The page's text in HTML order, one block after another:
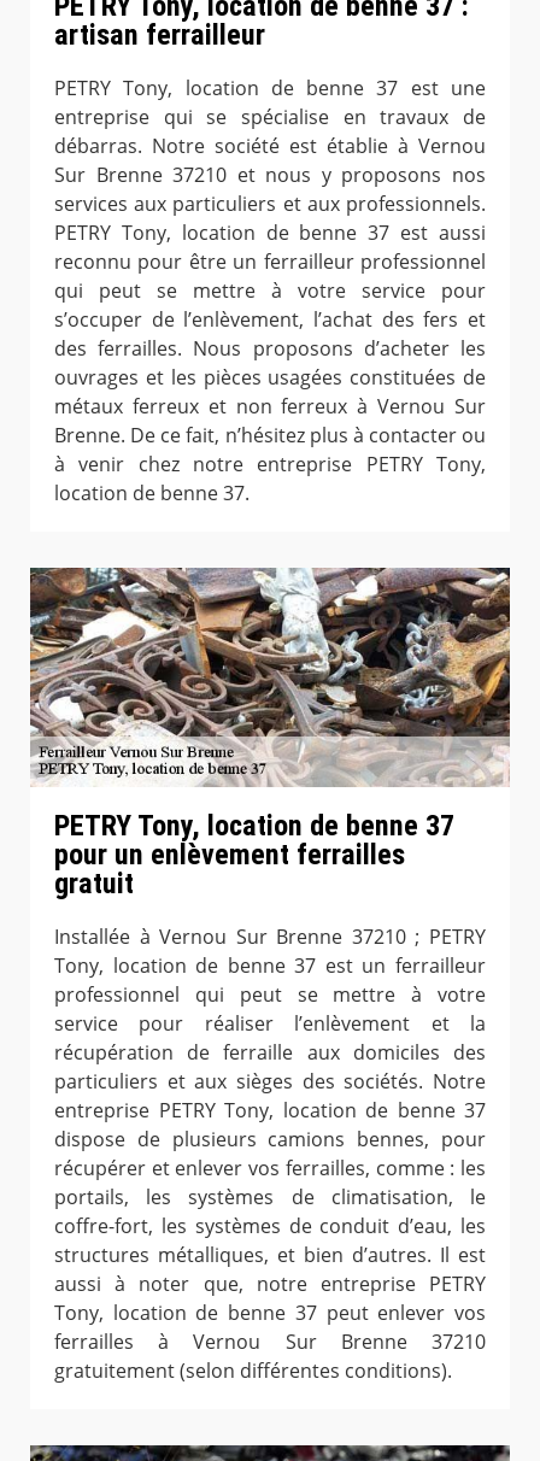
artisan ferrailleur
PETRY Tony, location de benne 37 est une
entreprise qui se spécialise en travaux de
débarras. Notre société est établie à Vernou
Sur Brenne 37210 et nous y proposons nos
services aux particuliers et aux professionnels.
PETRY Tony, location de benne 37 est aussi
reconnu pour être un ferrailleur professionnel
qui peut se mettre à votre service pour
s’occuper de l’enlèvement, l’achat des fers et
des ferrailles. Nous proposons d’acheter les
ouvrages et les pièces usagées constituées de
métaux ferreux et non ferreux à Vernou Sur
Brenne. De ce fait, n’hésitez plus à contacter ou
à venir chez notre entreprise PETRY Tony,
location de benne 37.
PETRY Tony, location de benne 37
pour un enlèvement ferrailles
gratuit
Installée à Vernou Sur Brenne 37210 ; PETRY
Tony, location de benne 37 est un ferrailleur
professionnel qui peut se mettre à votre
service pour réaliser l’enlèvement et la
récupération de ferraille aux domiciles des
particuliers et aux sièges des sociétés. Notre
entreprise PETRY Tony, location de benne 37
dispose de plusieurs camions bennes, pour
récupérer et enlever vos ferrailles, comme : les
portails, les systèmes de climatisation, le
coffre-fort, les systèmes de conduit d’eau, les
structures métalliques, et bien d’autres. Il est
aussi à noter que, notre entreprise PETRY
Tony, location de benne 37 peut enlever vos
ferrailles à Vernou Sur Brenne 37210
gratuitement (selon différentes conditions).